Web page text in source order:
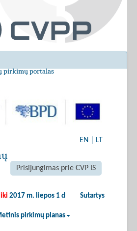
pirkimų portalas
EN LT
Prisijungimas prie CVP IS
iki 2017 m. liepos 1 d Sutartys
pirkimų planas